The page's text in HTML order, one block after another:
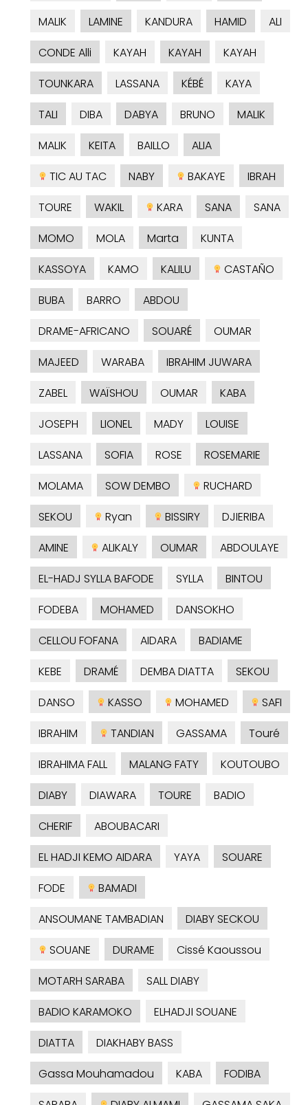
MALIK
LAMINE KANDURA HAMID
ALI
CONDE Alli
KAYAH KAYAH
KAYAH
TOUNKARA
LASSANA KÉBÉ
KAYA
TALI
DIBA DABYA BRUNO
MALIK
MALIK
KEITA BAILLO
ALIA
TIC AU TAC
NABY BAKAYE
IBRAH
TOURE
WAKIL KARA SANA
SANA
MOMO
MOLA Marta
KUNTA
KASSOYA
KAMO KALILU
CASTAÑO
BUBA
BARRO
ABDOU
DRAME-AFRICANO
SOUARÉ
OUMAR
MAJEED
WARABA
IBRAHIM JUWARA
ZABEL
WAÏSHOU OUMAR
KABA
JOSEPH
LIONEL MADY
LOUISE
LASSANA
SOFIA ROSE
ROSEMARIE
MOLAMA
SOW DEMBO
RUCHARD
SEKOU
Ryan BISSIRY
DJIERIBA
AMINE
ALIKALY OUMAR
ABDOULAYE
EL-HADJ SYLLA BAFODE
SYLLA
BINTOU
FODEBA
MOHAMED
DANSOKHO
CELLOU FOFANA
AIDARA
BADIAME
KEBE
DRAMÉ DEMBA DIATTA
SEKOU
DANSO
KASSO MOHAMED
SAFI
IBRAHIM
TANDIAN GASSAMA
Touré
IBRAHIMA FALL
MALANG FATY
KOUTOUBO
DIABY
DIAWARA TOURE
BADIO
CHERIF
ABOUBACARI
EL HADJI KEMO AIDARA
YAYA
SOUARE
FODE
BAMADI
ANSOUMANE TAMBADIAN
DIABY SECKOU
SOUANE
DURAME
Cissé Kaoussou
MOTARH SARABA
SALL DIABY
BADIO KARAMOKO
ELHADJI SOUANE
DIATTA
DIAKHABY BASS
Gassa Mouhamadou
KABA
FODIBA